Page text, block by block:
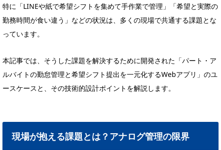
特に「LINEや紙で希望シフトを集めて手作業で管理」「希望と実際の
勤務時間が食い違う」などの状況は、多くの現場で共通する課題とな
っています。
本記事では、そうした課題を解決するために開発された「パート・ア
ルバイトの勤怠管理と希望シフト提出を一元化するWebアプリ」のユ
ースケースと、その技術的設計ポイントを解説します。
現場が抱える課題とは？アナログ管理の限界